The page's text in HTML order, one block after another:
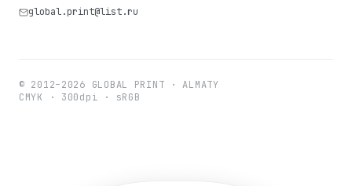
global.print@list.ru
© 2012–2026 GLOBAL PRINT · ALMATY
CMYK · 300dpi · sRGB